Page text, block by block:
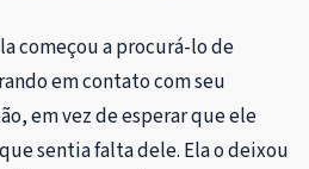
começou a procurá-lo de
em contato com seu
em vez de esperar que ele
sentia falta dele. Ela o deixou